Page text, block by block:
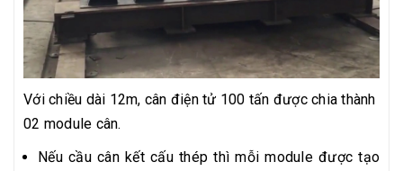
Với chiều dài 12m, cân điện tử 100 tấn được chia thành
02 module cân.
Nếu cầu cân kết cấu thép thì mỗi module được tạo